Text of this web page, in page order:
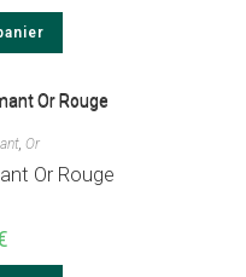
, Or
Or Rouge